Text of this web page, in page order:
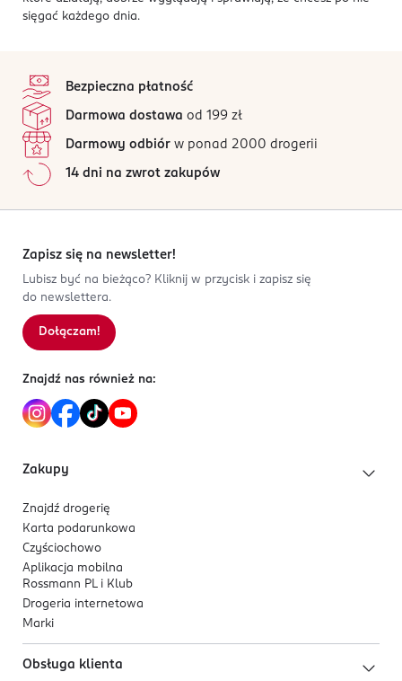
sięgać każdego dnia.
Bezpieczna płatność
Darmowa dostawa od 199 zł
Darmowy odbiór w ponad 2000 drogerii
14 dni na zwrot zakupów
Zapisz się na newsletter!
Lubisz być na bieżąco? Kliknij w przycisk i zapisz się
do newslettera.
Dołączam!
Znajdź nas również na:
Zakupy
Znajdź drogerię
Karta podarunkowa
Czyściochowo
Aplikacja mobilna
Rossmann PL i Klub
Drogeria internetowa
Marki
Obsługa klienta